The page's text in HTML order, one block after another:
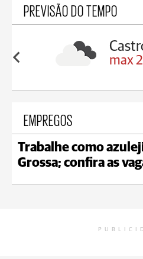
PREVISÃO DO TEMPO
18°C max
EMPREGOS
Trabalhe como
Grossa; confira as